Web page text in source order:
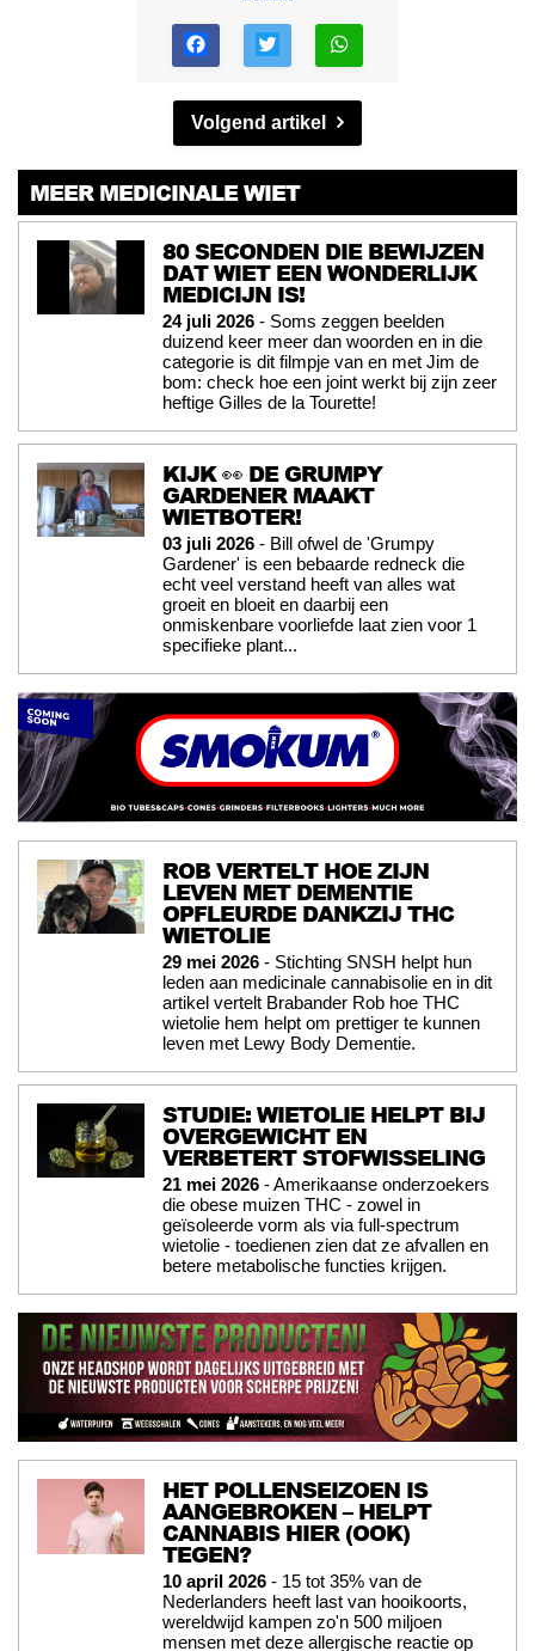
Volgend artikel
MEER MEDICINALE WIET
80 SECONDEN DIE BEWIJZEN
DAT WIET EEN WONDERLIJK
MEDICIJN IS!
24 juli 2026 - Soms zeggen beelden
duizend keer meer dan woorden en in die
categorie is dit filmpje van en met Jim de
bom: check hoe een joint werkt bij zijn zeer
heftige Gilles de la Tourette!
KIJK 👀 DE GRUMPY
GARDENER MAAKT
WIETBOTER!
03 juli 2026 - Bill ofwel de 'Grumpy
Gardener' is een bebaarde redneck die
echt veel verstand heeft van alles wat
groeit en bloeit en daarbij een
onmiskenbare voorliefde laat zien voor 1
specifieke plant...
ROB VERTELT HOE ZIJN
LEVEN MET DEMENTIE
OPFLEURDE DANKZIJ THC
WIETOLIE
29 mei 2026 - Stichting SNSH helpt hun
leden aan medicinale cannabisolie en in dit
artikel vertelt Brabander Rob hoe THC
wietolie hem helpt om prettiger te kunnen
leven met Lewy Body Dementie.
STUDIE: WIETOLIE HELPT BIJ
OVERGEWICHT EN
VERBETERT STOFWISSELING
21 mei 2026 - Amerikaanse onderzoekers
die obese muizen THC - zowel in
geïsoleerde vorm als via full-spectrum
wietolie - toedienen zien dat ze afvallen en
betere metabolische functies krijgen.
HET POLLENSEIZOEN IS
AANGEBROKEN – HELPT
CANNABIS HIER (OOK)
TEGEN?
10 april 2026 - 15 tot 35% van de
Nederlanders heeft last van hooikoorts,
wereldwijd kampen zo'n 500 miljoen
mensen met deze allergische reactie op